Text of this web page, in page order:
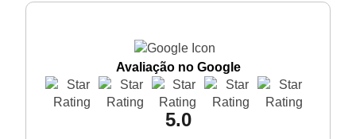
Avaliação no Google
5.0